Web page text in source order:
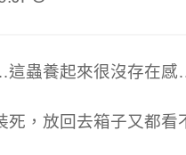
這蟲養起來很沒存在
死，放回去箱子又都看